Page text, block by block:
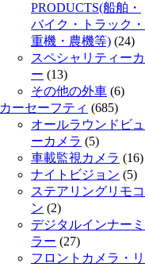
PRODUCTS(船舶・
バイク・トラック・
重機・農機等) (24)
スペシャリティーカ
ー (13)
その他の外車 (6)
カーセーフティ (685)
オールラウンドビュ
ーカメラ (5)
車載監視カメラ (16)
ナイトビジョン (5)
ステアリングリモコ
ン (2)
デジタルインナーミ
ラー (27)
フロントカメラ・リ